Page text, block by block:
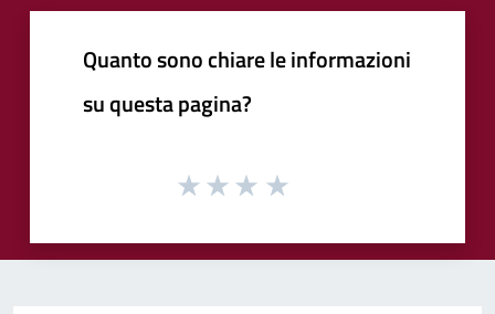
Quanto sono chiare le informazioni
su questa pagina?